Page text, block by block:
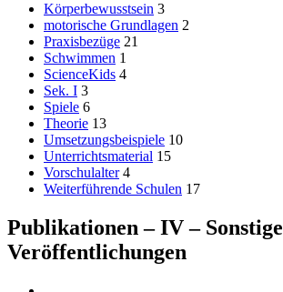
Körperbewusstsein 3
motorische Grundlagen 2
Praxisbezüge 21
Schwimmen 1
ScienceKids 4
Sek. I 3
Spiele 6
Theorie 13
Umsetzungsbeispiele 10
Unterrichtsmaterial 15
Vorschulalter 4
Weiterführende Schulen 17
Publikationen – IV – Sonstige
Veröffentlichungen